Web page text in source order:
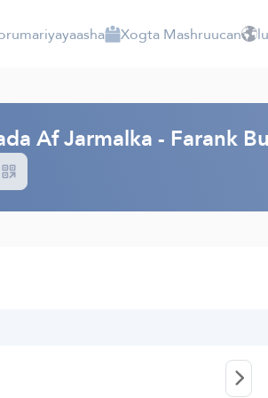
Xogta Mashruucan
Af Jarmalka - Farank